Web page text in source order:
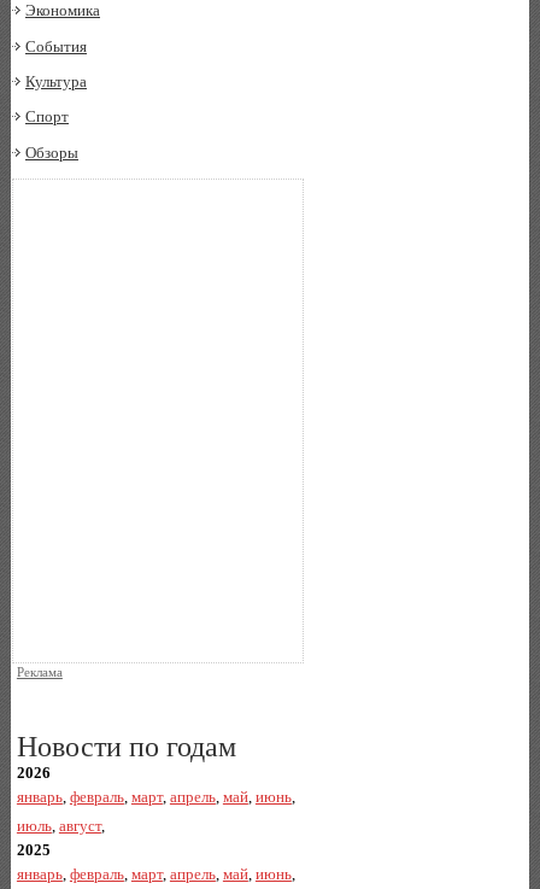
Экономика
События
Культура
Спорт
Обзоры
Реклама
Новости по годам
2026
январь, февраль, март, апрель, май, июнь,
июль, август,
2025
январь, февраль, март, апрель, май, июнь,